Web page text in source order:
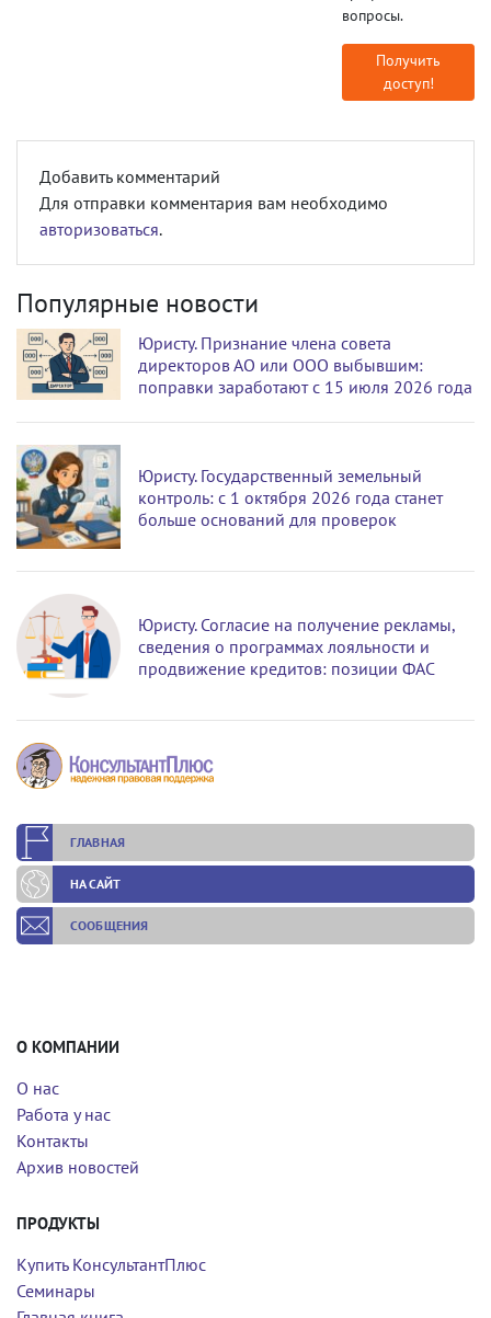
вопросы.
Получить
доступ!
Добавить комментарий
Для отправки комментария вам необходимо
авторизоваться.
Популярные новости
Юристу. Признание члена совета
директоров АО или ООО выбывшим:
поправки заработают с 15 июля 2026 года
Юристу. Государственный земельный
контроль: с 1 октября 2026 года станет
больше оснований для проверок
Юристу. Согласие на получение рекламы,
сведения о программах лояльности и
продвижение кредитов: позиции ФАС
ГЛАВНАЯ
НА САЙТ
СООБЩЕНИЯ
О КОМПАНИИ
О нас
Работа у нас
Контакты
Архив новостей
ПРОДУКТЫ
Купить КонсультантПлюс
Семинары